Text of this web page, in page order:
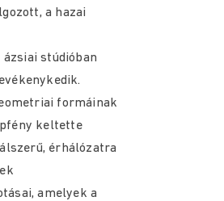
a hazai
stúdióban
formáinak
keltette
érhálózatra
amelyek a